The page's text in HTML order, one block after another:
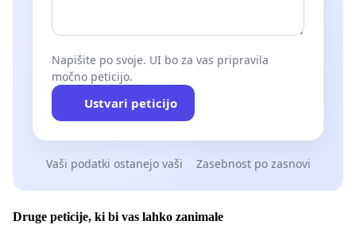
Napišite po svoje. UI bo za vas pripravila
močno peticijo.
Ustvari peticijo
Vaši podatki ostanejo vaši Zasebnost po zasnovi
Druge peticije, ki bi vas lahko zanimale